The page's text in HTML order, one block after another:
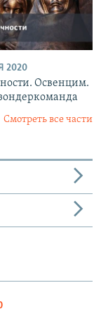
2020
Освенцим.
Смотреть все части